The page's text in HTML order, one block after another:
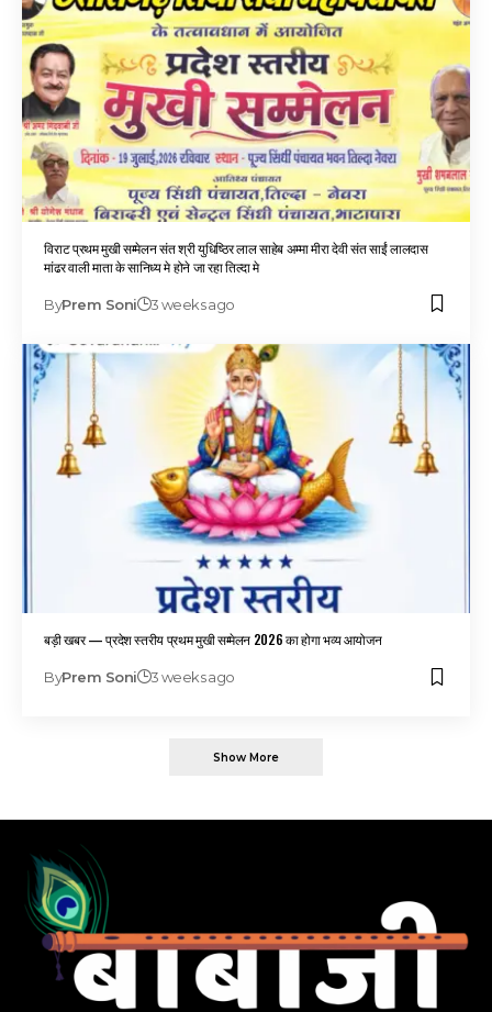
विराट प्रथम मुखी सम्मेलन संत श्री युधिष्ठिर लाल साहेब अम्मा मीरा देवी संत साईं लालदास
मांढर वाली माता के सानिध्य मे होने जा रहा तिल्दा मे
ByPrem Soni 3 weeks ago
बड़ी खबर — प्रदेश स्तरीय प्रथम मुखी सम्मेलन 2026 का होगा भव्य आयोजन
ByPrem Soni 3 weeks ago
Show More